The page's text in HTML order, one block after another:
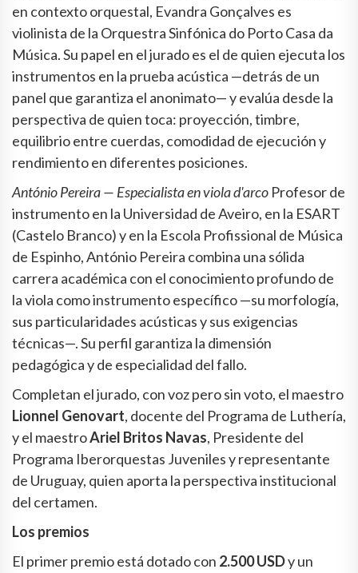
en contexto orquestal, Evandra Gonçalves es
violinista de la Orquestra Sinfónica do Porto Casa da
Música. Su papel en el jurado es el de quien ejecuta los
instrumentos en la prueba acústica —detrás de un
panel que garantiza el anonimato— y evalúa desde la
perspectiva de quien toca: proyección, timbre,
equilibrio entre cuerdas, comodidad de ejecución y
rendimiento en diferentes posiciones.
António Pereira — Especialista en viola d'arco Profesor de
instrumento en la Universidad de Aveiro, en la ESART
(Castelo Branco) y en la Escola Profissional de Música
de Espinho, António Pereira combina una sólida
carrera académica con el conocimiento profundo de
la viola como instrumento específico —su morfología,
sus particularidades acústicas y sus exigencias
técnicas—. Su perfil garantiza la dimensión
pedagógica y de especialidad del fallo.
Completan el jurado, con voz pero sin voto, el maestro
Lionnel Genovart, docente del Programa de Luthería,
y el maestroAriel Britos Navas, Presidente del
Programa Iberorquestas Juveniles y representante
de Uruguay, quien aporta la perspectiva institucional
del certamen.
Los premios
El primer premio está dotado con 2.500 USDy un